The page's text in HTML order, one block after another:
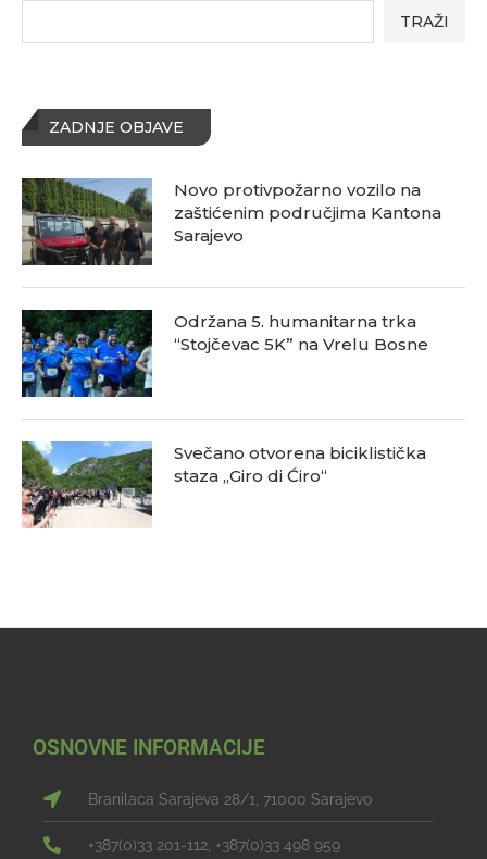
TRAŽI
ZADNJE OBJAVE
Novo protivpožarno vozilo na
zaštićenim područjima Kantona
Sarajevo
Održana 5. humanitarna trka
“Stojčevac 5K” na Vrelu Bosne
Svečano otvorena biciklistička
staza „Giro di Ćiro“
OSNOVNE INFORMACIJE
Branilaca Sarajeva 28/1, 71000 Sarajevo
+387(0)33 201-112, +387(0)33 498 959